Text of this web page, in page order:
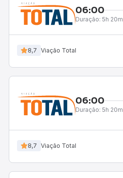
06:00
Duração: 5h 20m
8,7 Viação Total
06:00
Duração: 5h 20m
8,7 Viação Total